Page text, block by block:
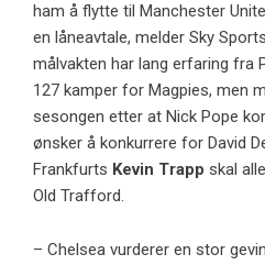
ham å flytte til Manchester
en låneavtale, melder Sky
målvakten har lang erfaring fra
127 kamper for Magpies, men
sesongen etter at Nick Pope
ønsker å konkurrere for David
Frankfurts Kevin Trapp skal
Old Trafford.
– Chelsea vurderer en stor